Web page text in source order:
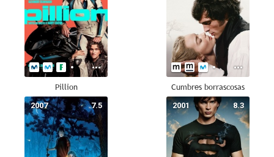
Pillion Cumbres borrascosas
7.5
2007 8.3
2001